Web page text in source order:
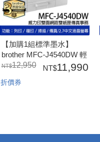
【加購1組標準墨水】
brother MFC-J4540DW 輕
連供商用雙面網路雙紙匣
J4540+LC456X1組4色
12,950 11,990
折價券